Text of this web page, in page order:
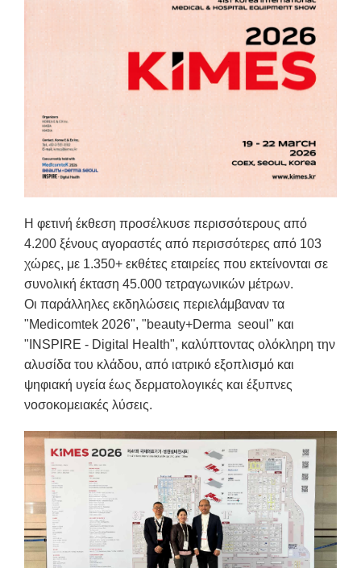
Η φετινή έκθεση προσέλκυσε περισσότερους από
4.200 ξένους αγοραστές από περισσότερες από 103
χώρες, με 1.350+ εκθέτες εταιρείες που εκτείνονται σε
συνολική έκταση 45.000 τετραγωνικών μέτρων.
Οι παράλληλες εκδηλώσεις περιελάμβαναν τα
"Medicomtek 2026", "beauty+Derma seoul" και
"INSPIRE - Digital Health", καλύπτοντας ολόκληρη την
αλυσίδα του κλάδου, από ιατρικό εξοπλισμό και
ψηφιακή υγεία έως δερματολογικές και έξυπνες
νοσοκομειακές λύσεις.